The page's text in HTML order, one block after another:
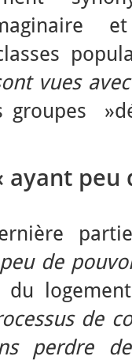
vues
ayant
de
du
de
perdre